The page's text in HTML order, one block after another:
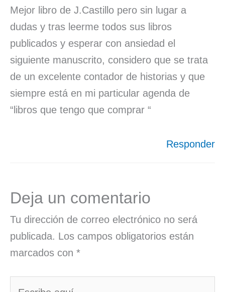
Mejor libro de J.Castillo pero sin lugar a
dudas y tras leerme todos sus libros
publicados y esperar con ansiedad el
siguiente manuscrito, considero que se trata
de un excelente contador de historias y que
siempre está en mi particular agenda de
“libros que tengo que comprar “
Responder
Deja un comentario
Tu dirección de correo electrónico no será
publicada. Los campos obligatorios están
marcados con *